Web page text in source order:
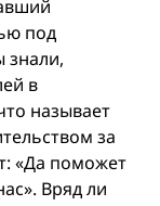
под
знали,
в
называет
за
«Да поможет
Вряд ли